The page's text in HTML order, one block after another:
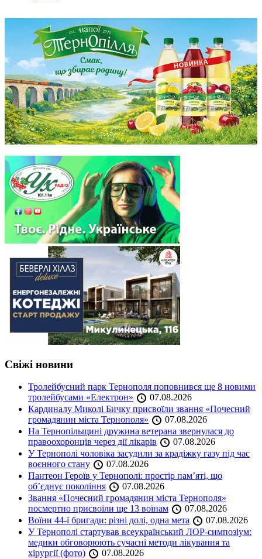
Свіжі новини
Тролейбусний парк Тернополя поповнився ще 8 новими
тролейбусами «Електрон»
07.08.2026
Кардиналу Миколі Бичку присвоїли звання «Почесний
громадянин міста Тернополя»
07.08.2026
На Тернопільщині дружина ветерана звернулася до
правоохоронців через дії лікарів
07.08.2026
У Тернополі чоловіка засудили за крадіжку газу під час
воєнного стану
07.08.2026
Пантеон Героїв у Тернополі: простір пам’яті, що
об’єднує покоління
07.08.2026
Звання «Почесний громадянин міста Тернополя»
посмертно присвоїли ще 13 воїнам
07.08.2026
Воїни 44-ї бригади: різні долі, одна мета
07.08.2026
У Тернополі стартував всеукраїнський ЛОР-симпозіум:
медики обговорюють сучасні методи лікування та
хірургії (фото)
07.08.2026